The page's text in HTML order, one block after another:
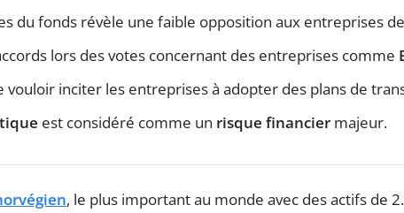
du fonds révèle une faible opposition aux entreprises de
lors des votes concernant des entreprises comme
vouloir inciter les entreprises à adopter des plans de
est considéré comme un risque financier majeur.
, le plus important au monde avec des actifs de